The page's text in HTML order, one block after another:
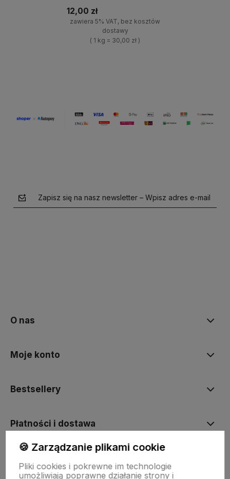
12,00 zł
zawiera 5% VAT, bez kosztów
dostawy
( 1 kg = 30,00 zł )
Zapisz się na nasz newsletter – Wpisz adres e-mail
O nas
Moje konto
Bestsellery
Płatności i dostawa
🍪 Zarządzanie plikami cookie
Pliki cookies i pokrewne im technologie
umożliwiają poprawne działanie strony i